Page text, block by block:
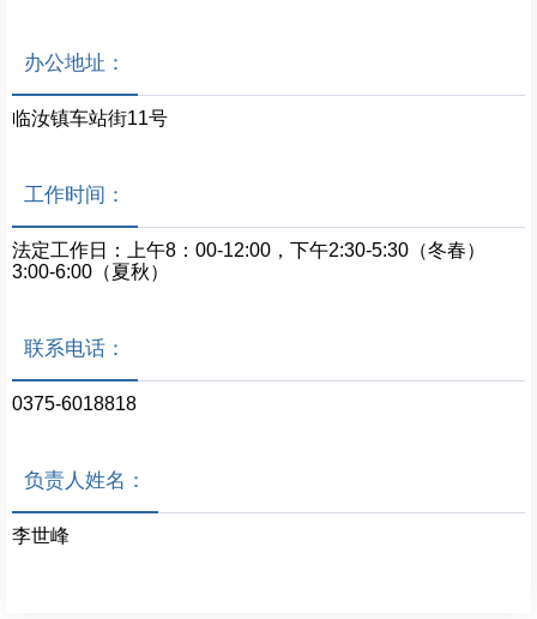
办公地址：
临汝镇车站街11号
工作时间：
法定工作日：上午8：00-12:00，下午2:30-5:30（冬春）
3:00-6:00（夏秋）
联系电话：
0375-6018818
负责人姓名：
李世峰